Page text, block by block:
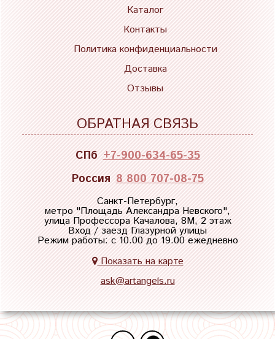
Каталог
Контакты
Политика конфиденциальности
Доставка
Отзывы
ОБРАТНАЯ СВЯЗЬ
СПб +7-900-634-65-35
Россия 8 800 707-08-75
Санкт-Петербург,
метро "Площадь Александра Невского",
улица Профессора Качалова, 8М, 2 этаж
Вход / заезд Глазурной улицы
Режим работы: с 10.00 до 19.00 ежедневно
Показать на карте
ask@artangels.ru